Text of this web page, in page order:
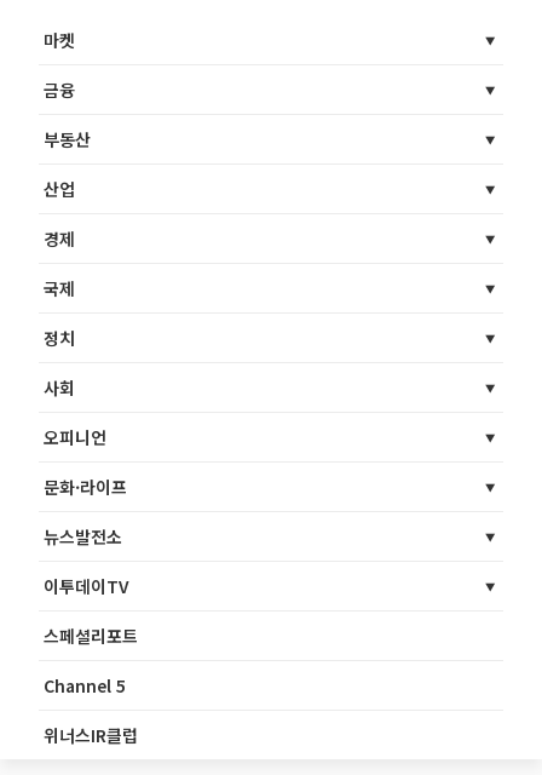
마켓
금융
부동산
산업
경제
국제
정치
사회
오피니언
문화·라이프
뉴스발전소
이투데이TV
스페셜리포트
Channel 5
위너스IR클럽